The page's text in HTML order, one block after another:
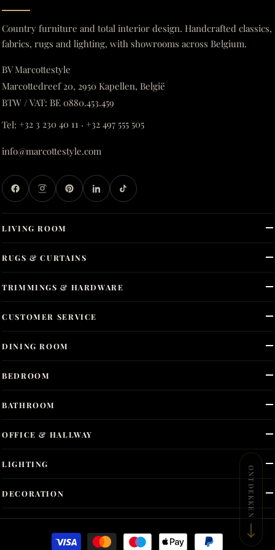
Country furniture and total interior design. Handcrafted classics,
fabrics, rugs and lighting, with showrooms across Belgium.
BV Marcottestyle
Marcottedreef 20, 2950 Kapellen, België
BTW / VAT: BE 0880.453.459
Tel: +32 3 230 40 11 · +32 497 555 505
info@marcottestyle.com
LIVING ROOM
DINING ROOM
BEDROOM
BATHROOM
OFFICE & HALLWAY
LIGHTING
DECORATION
RUGS & CURTAINS
TRIMMINGS & HARDWARE
CUSTOMER SERVICE
ONTDEKKEN